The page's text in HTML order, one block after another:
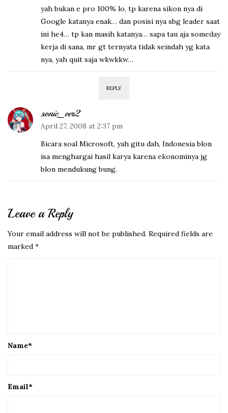
yah bukan e pro 100% lo, tp karena sikon nya di
Google katanya enak… dan posisi nya sbg leader saat
ini he4… tp kan masih katanya… sapa tau aja someday
kerja di sana, mr gt ternyata tidak seindah yg kata
nya, yah quit saja wkwkkw…
REPLY
sonic_ver2
April 27, 2008 at 2:37 pm
Bicara soal Microsoft, yah gitu dah, Indonesia blon
isa menghargai hasil karya karena ekonominya jg
blon mendukung bung.
Leave a Reply
Your email address will not be published. Required fields are
marked *
Name*
Email*